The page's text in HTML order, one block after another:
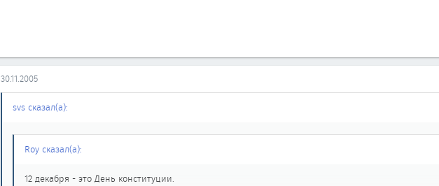
30.11.2005
svs сказал(а):
Roy сказал(а):
12 декабря - это День конституции.